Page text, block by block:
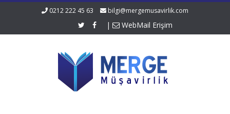
0212 222 45 63 bilgi@mergemusavirlik.com
| WebMail Erişim